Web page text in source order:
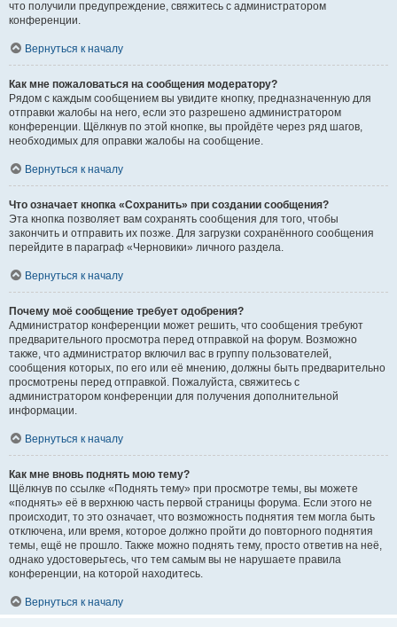
что получили предупреждение, свяжитесь с администратором
конференции.
Вернуться к началу
Как мне пожаловаться на сообщения модератору?
Рядом с каждым сообщением вы увидите кнопку, предназначенную для
отправки жалобы на него, если это разрешено администратором
конференции. Щёлкнув по этой кнопке, вы пройдёте через ряд шагов,
необходимых для оправки жалобы на сообщение.
Вернуться к началу
Что означает кнопка «Сохранить» при создании сообщения?
Эта кнопка позволяет вам сохранять сообщения для того, чтобы
закончить и отправить их позже. Для загрузки сохранённого сообщения
перейдите в параграф «Черновики» личного раздела.
Вернуться к началу
Почему моё сообщение требует одобрения?
Администратор конференции может решить, что сообщения требуют
предварительного просмотра перед отправкой на форум. Возможно
также, что администратор включил вас в группу пользователей,
сообщения которых, по его или её мнению, должны быть предварительно
просмотрены перед отправкой. Пожалуйста, свяжитесь с
администратором конференции для получения дополнительной
информации.
Вернуться к началу
Как мне вновь поднять мою тему?
Щёлкнув по ссылке «Поднять тему» при просмотре темы, вы можете
«поднять» её в верхнюю часть первой страницы форума. Если этого не
происходит, то это означает, что возможность поднятия тем могла быть
отключена, или время, которое должно пройти до повторного поднятия
темы, ещё не прошло. Также можно поднять тему, просто ответив на неё,
однако удостоверьтесь, что тем самым вы не нарушаете правила
конференции, на которой находитесь.
Вернуться к началу